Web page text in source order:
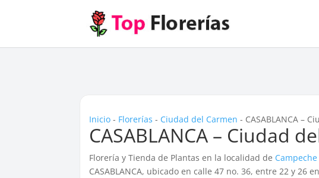
Inicio - Florerías - Ciudad del Carmen - CASABLANCA –
CASABLANCA – Ciudad
Florería y Tienda de Plantas en la localidad de Campeche
CASABLANCA, ubicado en calle 47 no. 36, entre 22 y 26